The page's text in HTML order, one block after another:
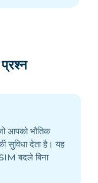
आपको भौतिक
सुविधा देता है। यह
बदले बिना